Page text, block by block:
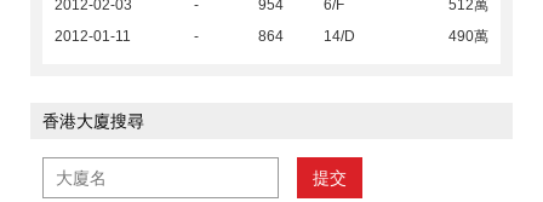
2012-02-03 - 954 6/F
512萬
2012-01-11
- 864 14/D 490萬
香港大廈搜尋
提交